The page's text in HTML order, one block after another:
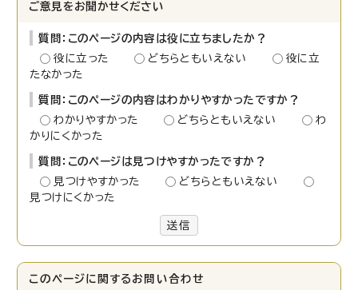
ご意見をお聞かせください
質問：このページの内容は役に立ちましたか？
役に立った
どちらともいえない
役に立
たなかった
質問：このページの内容はわかりやすかったですか？
わかりやすかった
どちらともいえない
わ
かりにくかった
質問：このページは見つけやすかったですか？
見つけやすかった
どちらともいえない
見つけにくかった
送信
このページに関する お問い合わせ